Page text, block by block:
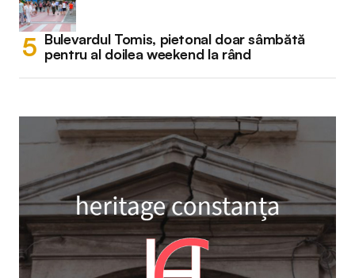
Bulevardul Tomis, pietonal doar sâmbătă
pentru al doilea weekend la rând